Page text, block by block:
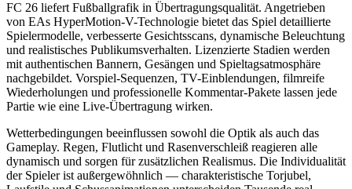
FC 26 liefert Fußballgrafik in Übertragungsqualität. Angetrieben
von EAs HyperMotion-V-Technologie bietet das Spiel detaillierte
Spielermodelle, verbesserte Gesichtsscans, dynamische Beleuchtung
und realistisches Publikumsverhalten. Lizenzierte Stadien werden
mit authentischen Bannern, Gesängen und Spieltagsatmosphäre
nachgebildet. Vorspiel-Sequenzen, TV-Einblendungen, filmreife
Wiederholungen und professionelle Kommentar-Pakete lassen jede
Partie wie eine Live-Übertragung wirken.
Wetterbedingungen beeinflussen sowohl die Optik als auch das
Gameplay. Regen, Flutlicht und Rasenverschleiß reagieren alle
dynamisch und sorgen für zusätzlichen Realismus. Die Individualität
der Spieler ist außergewöhnlich — charakteristische Torjubel,